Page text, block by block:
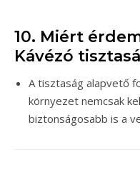
10. Miért
Kávézó
A tisztaság alapvető
környezet nemcsak
biztonságosabb is a